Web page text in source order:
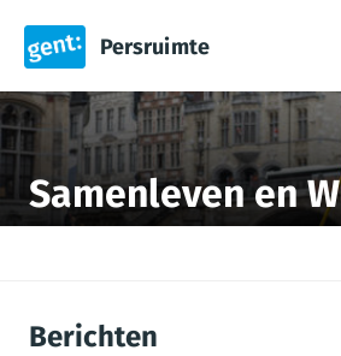
Persruimte
Samenleven en
Berichten